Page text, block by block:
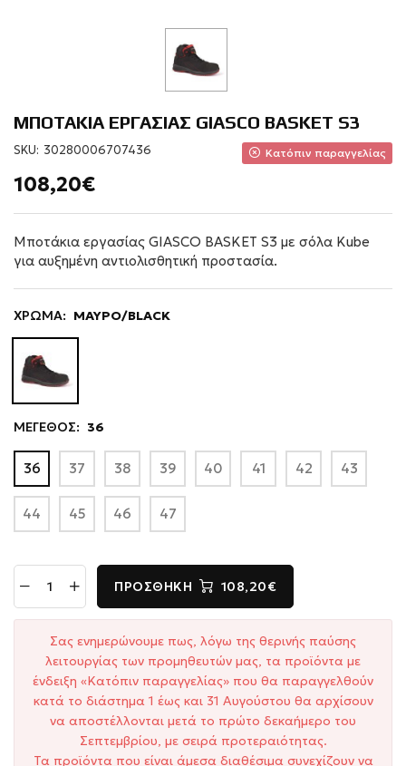
ΜΠΟΤΑΚΙΑ ΕΡΓΑΣΙΑΣ GIASCO BASKET S3
SKU: 30280006707436 Κατόπιν παραγγελίας
108,20€
Μποτάκια εργασίας GIASCO BASKET S3 με σόλα Kube
για αυξημένη αντιολισθητική προστασία.
ΧΡΩΜΑ: ΜΑΥΡΟ/BLACK
ΜΕΓΕΘΟΣ: 36
36 37 38 39 40 41 42 43
44 45 46 47
ΠΡΟΣΘΉΚΗ 108,20€
Σας ενημερώνουμε πως, λόγω της θερινής παύσης
λειτουργίας των προμηθευτών μας, τα προϊόντα με
ένδειξη «Κατόπιν παραγγελίας» που θα παραγγελθούν
κατά το διάστημα 1 έως και 31 Αυγούστου θα αρχίσουν
να αποστέλλονται μετά το πρώτο δεκαήμερο του
Σεπτεμβρίου, με σειρά προτεραιότητας.
Τα προϊόντα που είναι άμεσα διαθέσιμα συνεχίζουν να